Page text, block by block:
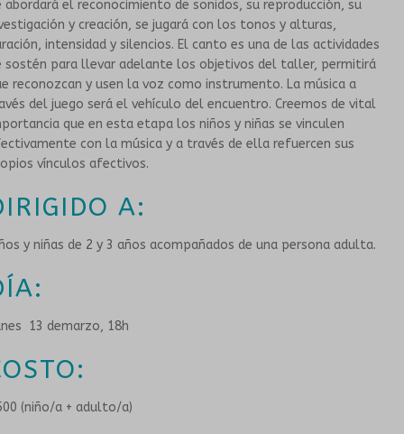
EN INSTITUCIONES EDUCATIVAS
HISTORIA
PROPUESTAS ARTÍSTICAS
CORO DEL TUMP
ORQUESTA INESTABLE
GALERÍA
CONVENIOS
CONTACTO
abordará el reconocimiento de sonidos, su reproducción, su
y creación, se jugará con los tonos y alturas,
intensidad y silencios. El canto es una de las actividades
sostén para llevar adelante los objetivos del taller, permitirá
reconozcan y usen la voz como instrumento. La música a
del juego será el vehículo del encuentro. Creemos de vital
que en esta etapa los niños y niñas se vinculen
con la música y a través de ella refuercen sus
vínculos afectivos.
A:
y niñas de 2 y 3 años acompañados de una persona adulta.
13 demarzo, 18h
(niño/a + adulto/a)